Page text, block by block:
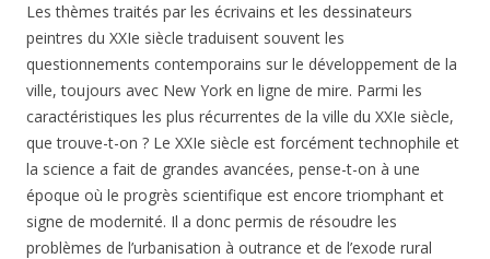
Les thèmes traités par les écrivains et les dessinateurs
peintres du XXIe siècle traduisent souvent les
questionnements contemporains sur le développement de la
ville, toujours avec New York en ligne de mire. Parmi les
caractéristiques les plus récurrentes de la ville du XXIe siècle,
que trouve-t-on ? Le XXIe siècle est forcément technophile et
la science a fait de grandes avancées, pense-t-on à une
époque où le progrès scientifique est encore triomphant et
signe de modernité. Il a donc permis de résoudre les
problèmes de l’urbanisation à outrance et de l’exode rural